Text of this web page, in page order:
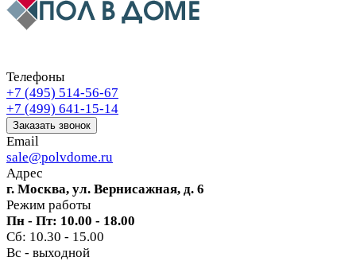
Телефоны
+7 (495) 514-56-67
+7 (499) 641-15-14
Заказать звонок
Email
sale@polvdome.ru
Адрес
г. Москва, ул. Вернисажная, д. 6
Режим работы
Пн - Пт: 10.00 - 18.00
Сб: 10.30 - 15.00
Вс - выходной